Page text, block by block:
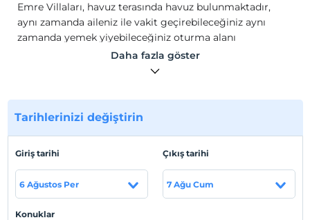
Emre Villaları, havuz terasında havuz bulunmaktadır,
aynı zamanda aileniz ile vakit geçirebileceğiniz aynı
zamanda yemek yiyebileceğiniz oturma alanı
bulunmaktadır. 4 yatak odalı, 8 kişilik tesisimiz Emre
aynı zamanda doğa içerinde bulunan villalarımız
arasında yer almaktadır. Eğer doğayı ve doğada
bulunmayı seviyorsanız villamızda konaklamanız size
ekstra bir huzur ve keyif verecektir. Yıl boyu yaşanılan
stresten kendinizi uzaklaştırmak ve doğa içinde huzurlu
bir tatil geçirmek istiyorsanız bu villamız tam da sizin
için hazırlandı diyebiliriz.
Daha fazla göster
Tarihlerinizi değiştirin
Giriş tarihi
6 Ağustos Per
Çıkış tarihi
7 Ağu Cum
Konuklar